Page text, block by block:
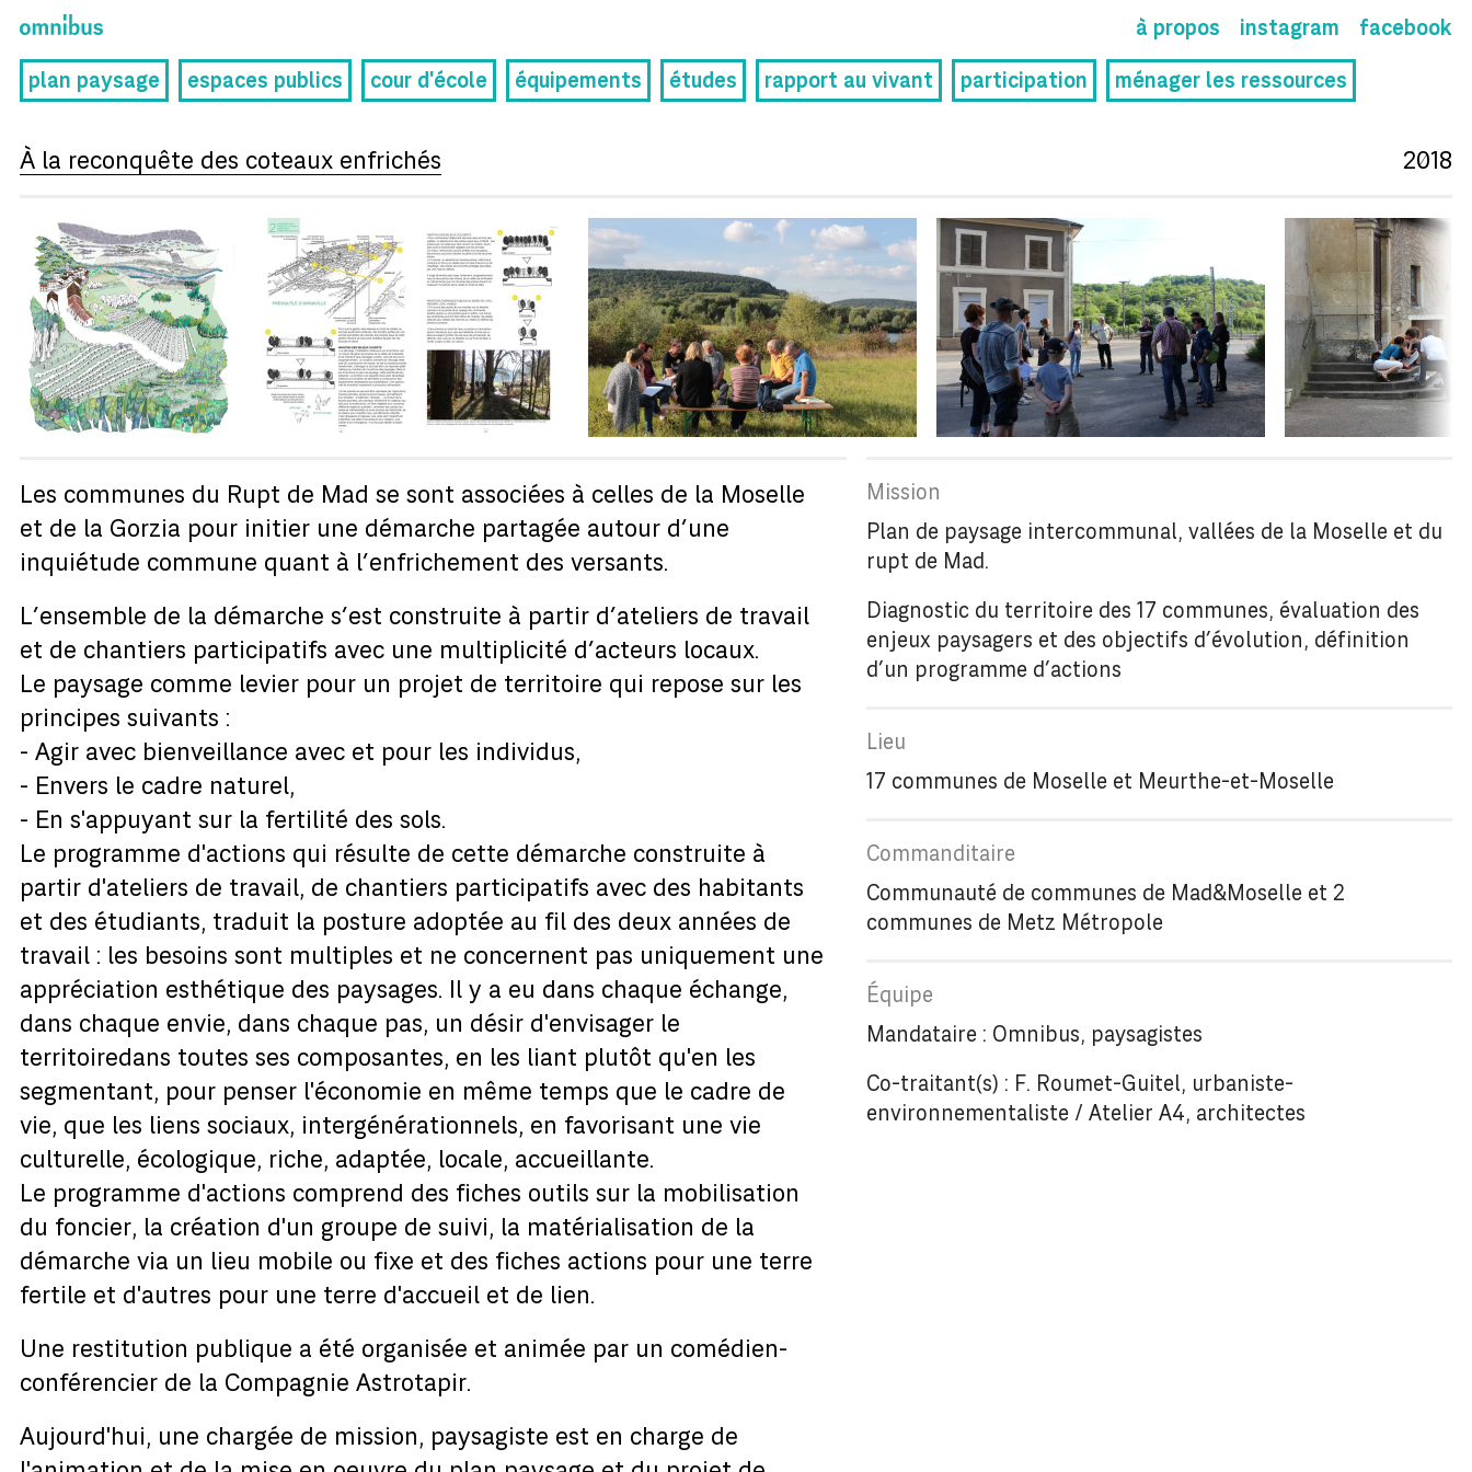
à propos instagram facebook
plan paysage espaces publics cour d'école équipements études rapport au vivant participation ménager les ressources
À la reconquête des coteaux enfrichés 2018
Les communes du Rupt de Mad se sont associées à celles de la Moselle
et de la Gorzia pour initier une démarche partagée autour d’une
inquiétude commune quant à l’enfrichement des versants.
L’ensemble de la démarche s’est construite à partir d’ateliers de travail
et de chantiers participatifs avec une multiplicité d’acteurs locaux.
Le paysage comme levier pour un projet de territoire qui repose sur les
principes suivants :
- Agir avec bienveillance avec et pour les individus,
- Envers le cadre naturel,
- En s'appuyant sur la fertilité des sols.
Le programme d'actions qui résulte de cette démarche construite à
partir d'ateliers de travail, de chantiers participatifs avec des habitants
et des étudiants, traduit la posture adoptée au fil des deux années de
travail : les besoins sont multiples et ne concernent pas uniquement une
appréciation esthétique des paysages. Il y a eu dans chaque échange,
dans chaque envie, dans chaque pas, un désir d'envisager le
territoiredans toutes ses composantes, en les liant plutôt qu'en les
segmentant, pour penser l'économie en même temps que le cadre de
vie, que les liens sociaux, intergénérationnels, en favorisant une vie
culturelle, écologique, riche, adaptée, locale, accueillante.
Le programme d'actions comprend des fiches outils sur la mobilisation
du foncier, la création d'un groupe de suivi, la matérialisation de la
démarche via un lieu mobile ou fixe et des fiches actions pour une terre
fertile et d'autres pour une terre d'accueil et de lien.
Une restitution publique a été organisée et animée par un comédien-
conférencier de la Compagnie Astrotapir.
Aujourd'hui, une chargée de mission, paysagiste est en charge de
Plan de paysage intercommunal, vallées de la Moselle et du
rupt de Mad.
Diagnostic du territoire des 17 communes, évaluation des
enjeux paysagers et des objectifs d’évolution, définition
d’un programme d’actions
17 communes de Moselle et Meurthe-et-Moselle
Communauté de communes de Mad&Moselle et 2
communes de Metz Métropole
Mandataire : Omnibus, paysagistes
Co-traitant(s) : F. Roumet-Guitel, urbaniste-
environnementaliste / Atelier A4, architectes